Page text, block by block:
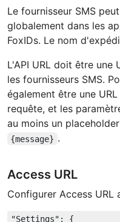
Le fournisseur SMS
globalement dans les
FoxIDs. Le nom
L'API URL doit être une
les fournisseurs SMS.
également être une
requête, et les
au moins un placeholder
{message} .
Access URL
Configurer Access
"Settings" : {